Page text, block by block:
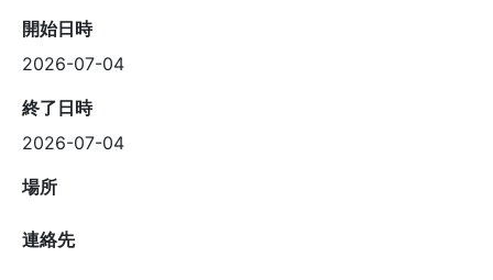
開始日時
2026-07-04
終了日時
2026-07-04
場所
連絡先